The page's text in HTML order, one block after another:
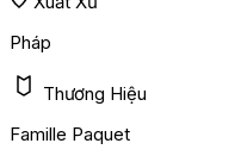
Pháp
Thương Hiệu
Famille Paquet